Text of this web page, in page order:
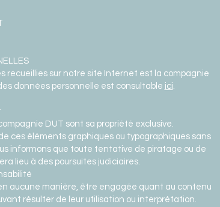
recueillies sur notre site Internet est la compagnie
données personnelle est consultable ici.
DUT sont sa propriété exclusive.
ces éléments graphiques ou typographiques sans
informons que toute tentative de piratage ou de
lieu à des poursuites judiciaires.
aucune manière, être engagée quant au contenu
résulter de leur utilisation ou interprétation.